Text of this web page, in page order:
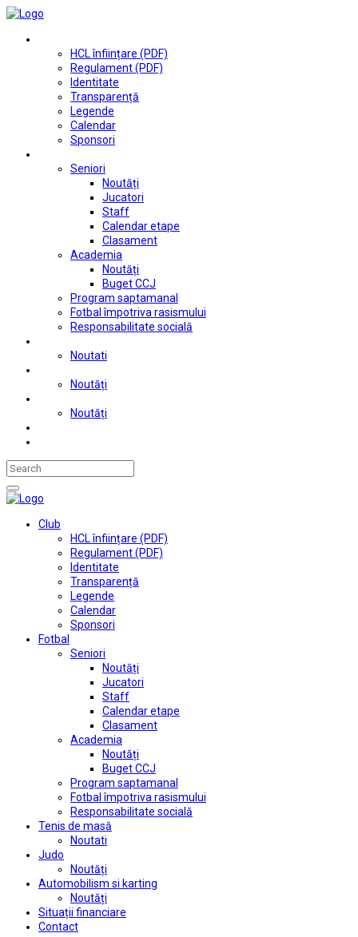
HCL înființare (PDF)
Regulament (PDF)
Identitate
Transparență
Legende
Calendar
Sponsori
Seniori
Noutăți
Jucatori
Staff
Calendar etape
Clasament
Academia
Noutăți
Buget CCJ
Program saptamanal
Fotbal împotriva rasismului
Responsabilitate socială
Noutati
Noutăți
Noutăți
Club
HCL înființare (PDF)
Regulament (PDF)
Identitate
Transparență
Legende
Calendar
Sponsori
Fotbal
Seniori
Noutăți
Jucatori
Staff
Calendar etape
Clasament
Academia
Noutăți
Buget CCJ
Program saptamanal
Fotbal împotriva rasismului
Responsabilitate socială
Tenis de masă
Noutati
Judo
Noutăți
Automobilism si karting
Noutăți
Situații financiare
Contact